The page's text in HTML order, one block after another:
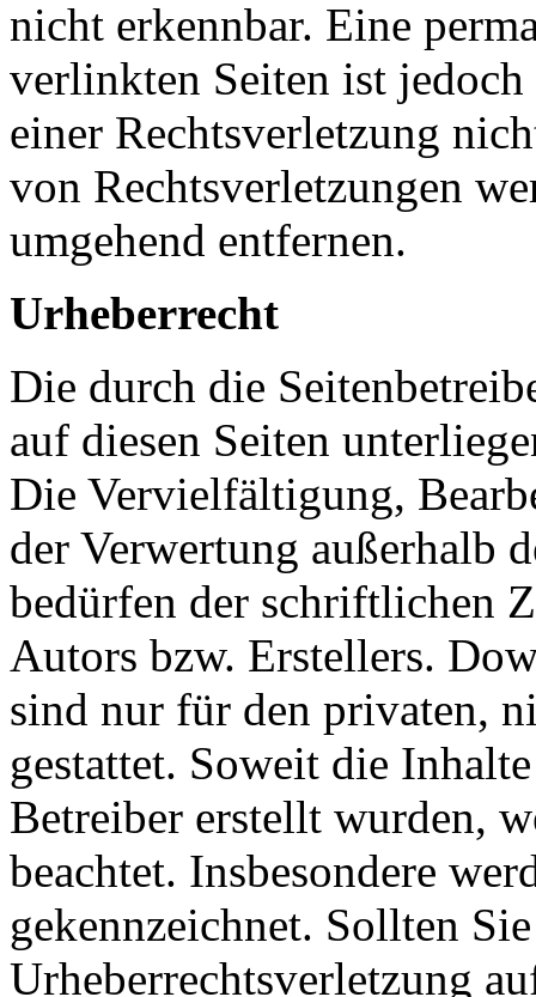
nicht erkennbar. Eine
verlinkten Seiten ist
einer Rechtsverletzung
von Rechtsverletzungen
umgehend entfernen.
Urheberrecht
Die durch die
auf diesen Seiten
Die Vervielfältigung,
der Verwertung außerhalb
bedürfen der schriftlichen
Autors bzw. Erstellers.
sind nur für den privaten,
gestattet. Soweit die
Betreiber erstellt wurden,
beachtet. Insbesondere
gekennzeichnet. Sollten
Urheberrechtsverletzung